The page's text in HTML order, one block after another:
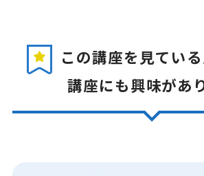
この講座を見てい
講座にも興味があ